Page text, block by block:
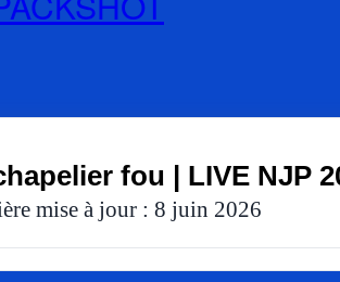
fou | LIVE NJP
mise à jour : 8 juin 2026